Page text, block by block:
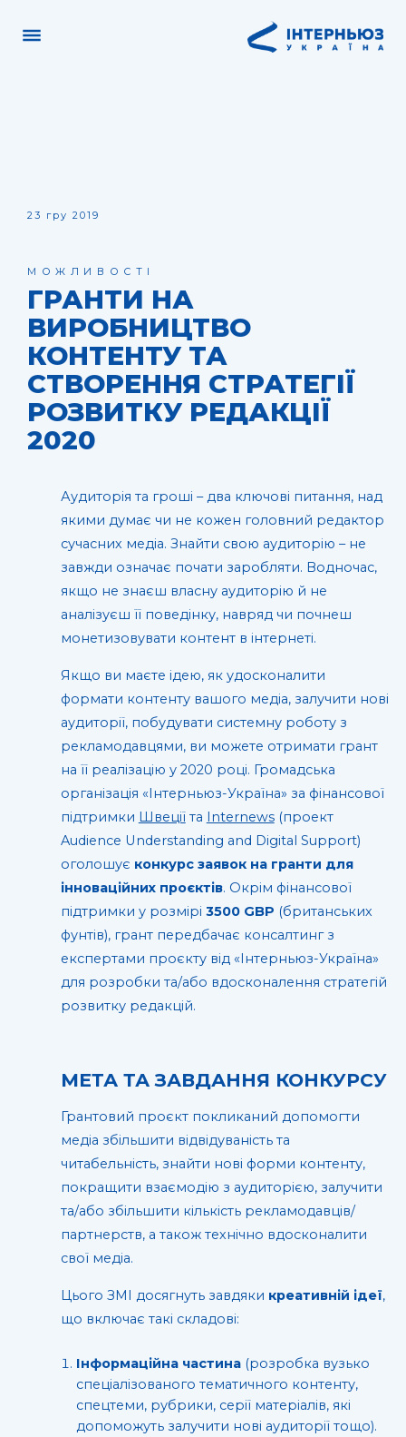
23 гру 2019
МОЖЛИВОСТІ
ГРАНТИ НА
ВИРОБНИЦТВО
КОНТЕНТУ ТА
СТВОРЕННЯ СТРАТЕГІЇ
РОЗВИТКУ РЕДАКЦІЇ
2020
Аудиторія та гроші – два ключові питання, над
якими думає чи не кожен головний редактор
сучасних медіа. Знайти свою аудиторію – не
завжди означає почати заробляти. Водночас,
якщо не знаєш власну аудиторію й не
аналізуєш її поведінку, навряд чи почнеш
монетизовувати контент в інтернеті.
Якщо ви маєте ідею, як удосконалити
формати контенту вашого медіа, залучити нові
аудиторії, побудувати системну роботу з
рекламодавцями, ви можете отримати грант
на її реалізацію у 2020 році. Громадська
організація «Інтерньюз-Україна» за фінансової
підтримки Швеціїта Internews(проект
Audience Understanding and Digital Support)
оголошує конкурс заявок на гранти для
інноваційних проєктів. Окрім фінансової
підтримки у розмірі 3500 GBP (британських
фунтів), грант передбачає консалтинг з
експертами проєкту від «Інтерньюз-Україна»
для розробки та/або вдосконалення стратегій
розвитку редакцій.
МЕТА ТА ЗАВДАННЯ КОНКУРСУ
Грантовий проєкт покликаний допомогти
медіа збільшити відвідуваність та
читабельність, знайти нові форми контенту,
покращити взаємодію з аудиторією, залучити
та/або збільшити кількість рекламодавців/
партнерств, а також технічно вдосконалити
свої медіа.
Цього ЗМІ досягнуть завдяки креативній ідеї,
що включає такі складові:
Інформаційна частина(розробка вузько
спеціалізованого тематичного контенту,
спецтеми, рубрики, серії матеріалів, які
допоможуть залучити нові аудиторії тощо).